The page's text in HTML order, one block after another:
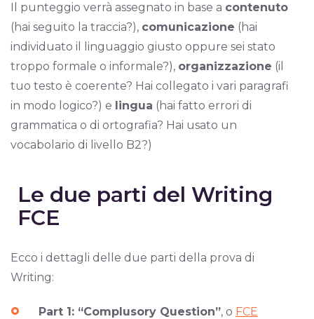
Il punteggio verrà assegnato in base a contenuto
(hai seguito la traccia?), comunicazione (hai
individuato il linguaggio giusto oppure sei stato
troppo formale o informale?), organizzazione (il
tuo testo è coerente? Hai collegato i vari paragrafi
in modo logico?) e lingua (hai fatto errori di
grammatica o di ortografia? Hai usato un
vocabolario di livello B2?)
Le due parti del Writing
FCE
Ecco i dettagli delle due parti della prova di
Writing:
Part 1: “Complusory Question”, o FCE